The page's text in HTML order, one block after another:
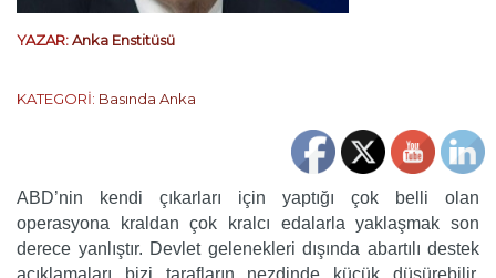
YAZAR:Anka Enstitüsü
KATEGORİ: Basında Anka
ABD’nin kendi çıkarları için yaptığı çok belli olan
operasyona kraldan çok kralcı edalarla yaklaşmak son
derece yanlıştır. Devlet gelenekleri dışında abartılı destek
açıklamaları bizi tarafların nezdinde küçük düşürebilir.